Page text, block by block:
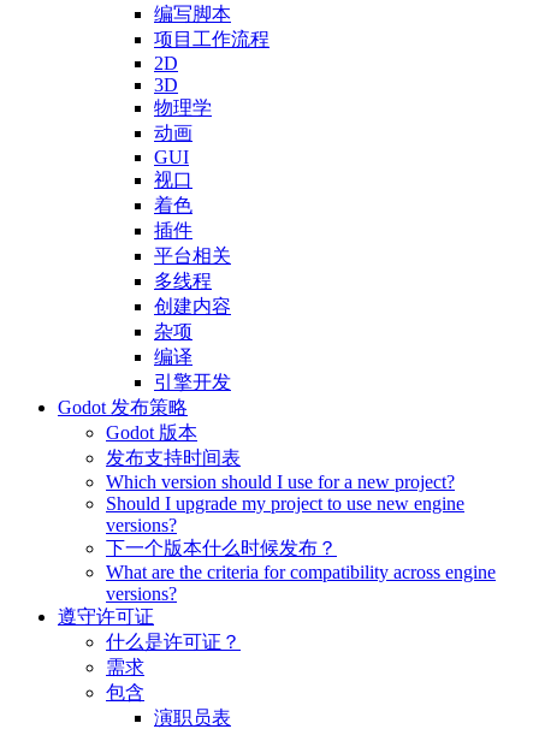
编写脚本
项目工作流程
2D
3D
物理学
动画
GUI
视口
着色
插件
平台相关
多线程
创建内容
杂项
编译
引擎开发
Godot 发布策略
Godot 版本
发布支持时间表
Which version should I use for a new project?
Should I upgrade my project to use new engine
versions?
下一个版本什么时候发布？
What are the criteria for compatibility across engine
versions?
遵守许可证
什么是许可证？
需求
包含
演职员表